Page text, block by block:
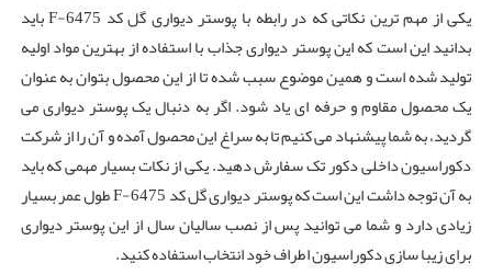
یکی از مهم ترین نکاتی که در رابطه با پوستر دیواری گل کد F-6475 باید
بدانید این است که این پوستر دیواری جذاب با استفاده از بهترین مواد اولیه
تولید شده است و همین موضوع سبب شده تا از این محصول بتوان به عنوان
یک محصول مقاوم و حرفه ای یاد شود. اگر به دنبال یک پوستر دیواری می
گردید، به شما پیشنهاد می کنیم تا به سراغ این محصول آمده و آن را از شرکت
دکوراسیون داخلی دکور تک سفارش دهید. یکی از نکات بسیار مهمی که باید
به آن توجه داشت این است که پوستر دیواری گل کد F-6475 طول عمر بسیار
زیادی دارد و شما می توانید پس از نصب سالیان سال از این پوستر دیواری
برای زیبا سازی دکوراسیون اطراف خود انتخاب استفاده کنید.